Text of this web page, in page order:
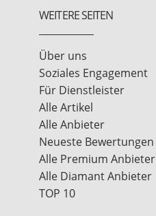
WEITERE SEITEN
Über uns
Soziales Engagement
Für Dienstleister
Alle Artikel
Alle Anbieter
Neueste Bewertungen
Alle Premium Anbieter
Alle Diamant Anbieter
TOP 10